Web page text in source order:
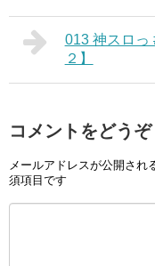
013 神スロっ
２】
コメントをどうぞ
メールアドレスが公開され
須項目です